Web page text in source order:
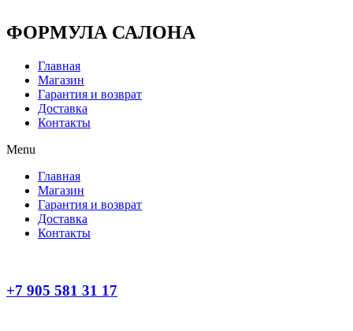
к
содержимому
ФОРМУЛА САЛОНА
Главная
Магазин
Гарантия и возврат
Доставка
Контакты
Menu
Главная
Магазин
Гарантия и возврат
Доставка
Контакты
+7 905 581 31 17